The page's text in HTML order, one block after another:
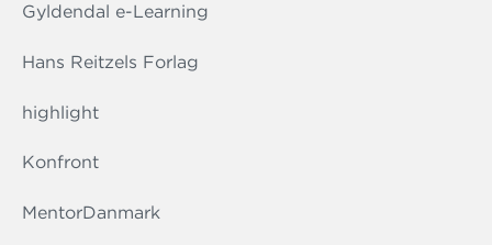
Gyldendal e-Learning
Hans Reitzels Forlag
highlight
Konfront
MentorDanmark